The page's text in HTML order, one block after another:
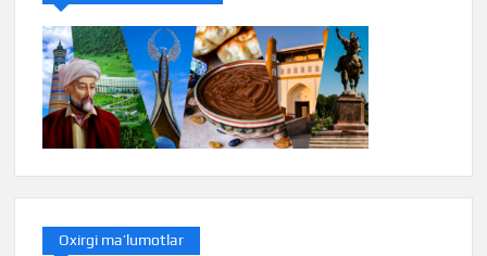
Oxirgi ma’lumotlar